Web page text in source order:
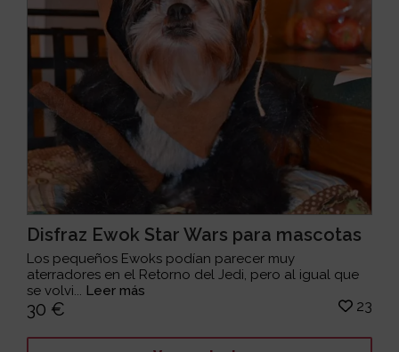
Disfraz Ewok Star Wars para mascotas
Los pequeños Ewoks podían parecer muy
aterradores en el Retorno del Jedi, pero al igual que
se volvi... Leer más
30 € 23